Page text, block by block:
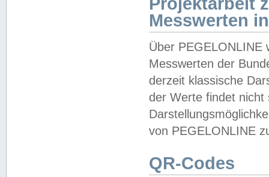
Messwerten
Über PEGELONLINE
Messwerten der
derzeit klassische
der Werte findet
von PEGELONLINE
QR-Codes